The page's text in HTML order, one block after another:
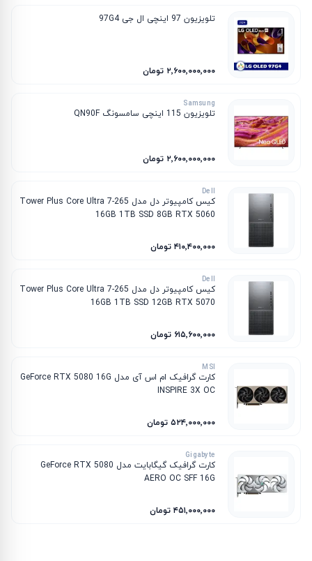
تلویزیون 97 اینچی ال جی 97G4
۲٬۶۰۰٬۰۰۰٬۰۰۰ تومان
Samsung
تلویزیون 115 اینچی سامسونگ QN90F
۲٬۶۰۰٬۰۰۰٬۰۰۰ تومان
Dell
کیس کامپیوتر دل مدل Tower Plus Core Ultra 7-265
16GB 1TB SSD 8GB RTX 5060
۴۱۰٬۴۰۰٬۰۰۰ تومان
Dell
کیس کامپیوتر دل مدل Tower Plus Core Ultra 7-265
16GB 1TB SSD 12GB RTX 5070
۶۱۵٬۶۰۰٬۰۰۰ تومان
MSI
کارت گرافیک ام‌ اس‌ آی مدل GeForce RTX 5080 16G
INSPIRE 3X OC
۵۲۴٬۰۰۰٬۰۰۰ تومان
Gigabyte
کارت گرافیک گیگابایت مدل GeForce RTX 5080
AERO OC SFF 16G
۴۵۱٬۰۰۰٬۰۰۰ تومان